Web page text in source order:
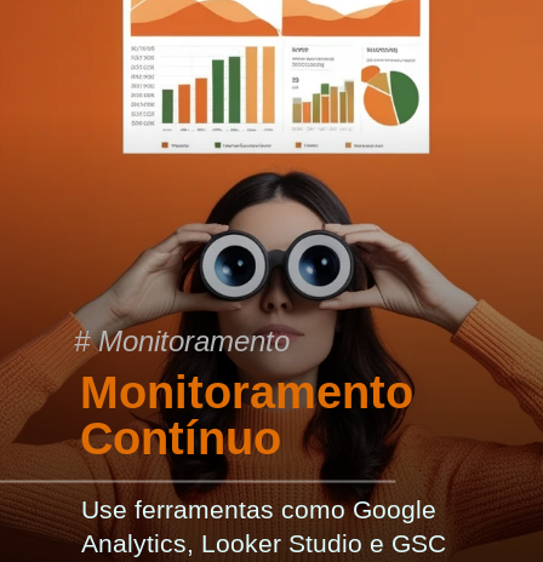
Monitoramento
Contínuo
# Monitoramento
Use ferramentas como Google
Analytics, Looker Studio e GSC